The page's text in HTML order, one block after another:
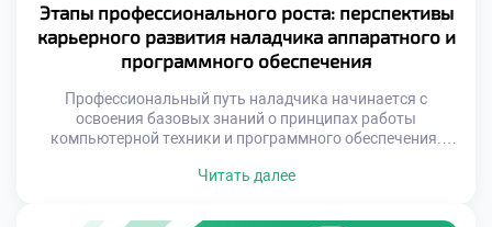
Этапы профессионального роста: перспективы
карьерного развития наладчика аппаратного и
программного обеспечения
Профессиональный путь наладчика начинается с
освоения базовых знаний о принципах работы
компьютерной техники и программного обеспечения.
технологии развиваются стремительно, и успешный
компетенции, адаптируясь к изменениям. От начального
Читать далее